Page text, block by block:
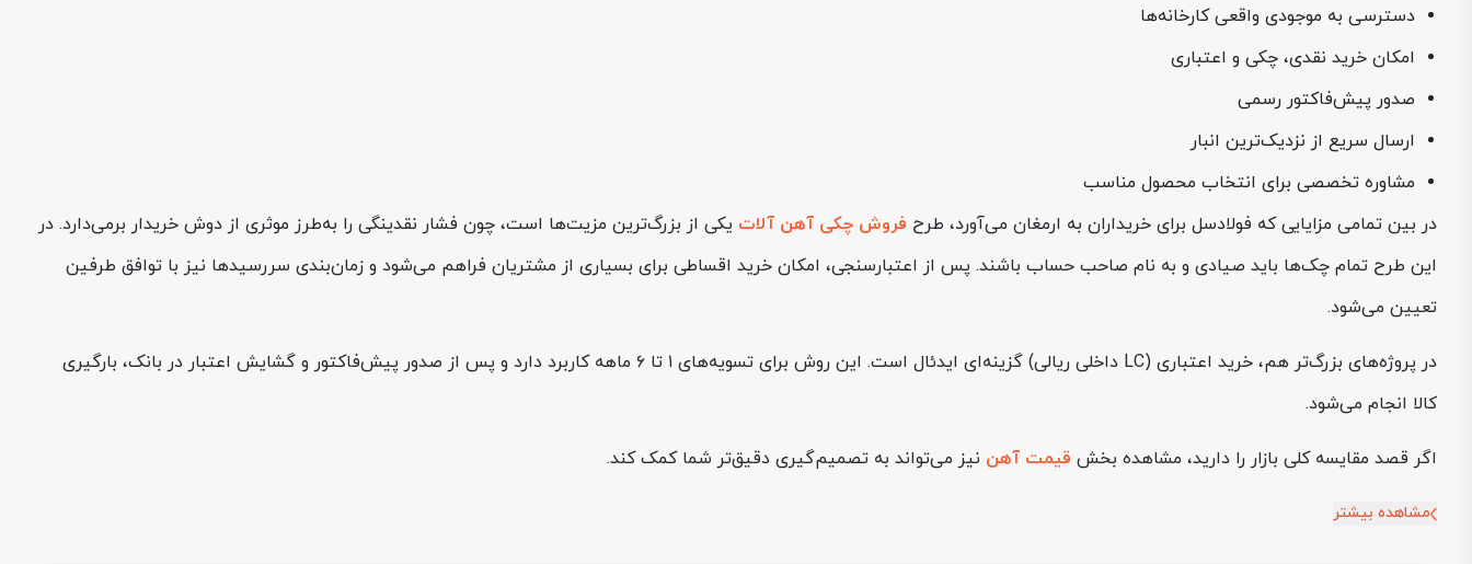
دسترسی به موجودی واقعی کارخانه‌ها
امکان خرید نقدی، چکی و اعتباری
صدور پیش‌فاکتور رسمی
ارسال سریع از نزدیک‌ترین انبار
مشاوره تخصصی برای انتخاب محصول مناسب
در بین تمامی مزایایی که فولادسل برای خریداران به ارمغان می‌آورد، طرح فروش چکی آهن آلات یکی از بزرگ‌ترین مزیت‌ها است، چون فشار نقدینگی را به‌طرز موثری از دوش خریدار برمی‌دارد. در
این طرح تمام چک‌ها باید صیادی و به نام صاحب حساب باشند. پس از اعتبارسنجی، امکان خرید اقساطی برای بسیاری از مشتریان فراهم می‌شود و زمان‌بندی سررسیدها نیز با توافق طرفین
تعیین می‌شود.
در پروژه‌های بزرگ‌تر هم، خرید اعتباری (LC داخلی ریالی) گزینه‌ای ایدئال است. این روش برای تسویه‌های ۱ تا ۶ ماهه کاربرد دارد و پس از صدور پیش‌فاکتور و گشایش اعتبار در بانک، بارگیری
کالا انجام می‌شود.
اگر قصد مقایسه کلی بازار را دارید، مشاهده بخش قیمت آهن نیز می‌تواند به تصمیم‌گیری دقیق‌تر شما کمک کند.
مشاهده بیشتر